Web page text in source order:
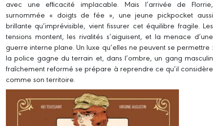
avec une efficacité implacable. Mais l’arrivée de Florrie,
surnommée « doigts de fée », une jeune pickpocket aussi
brillante qu’imprévisible, vient fissurer cet équilibre fragile. Les
tensions montent, les rivalités s’aiguisent, et la menace d’une
guerre interne plane. Un luxe qu’elles ne peuvent se permettre :
la police gagne du terrain et, dans l’ombre, un gang masculin
fraîchement reformé se prépare à reprendre ce qu’il considère
comme son territoire.